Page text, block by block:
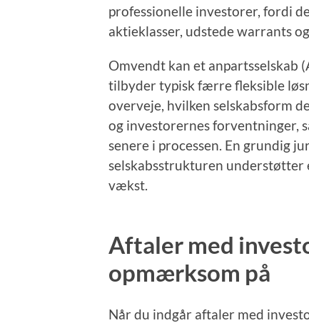
professionelle investorer, fordi
aktieklasser, udstede warrants
Omvendt kan et anpartsselskab
tilbyder typisk færre fleksible
overveje, hvilken selskabsform
og investorernes forventninger,
senere i processen. En grundig
selskabsstrukturen
vækst.
Aftaler med
opmærksom på
Når du indgår aftaler med